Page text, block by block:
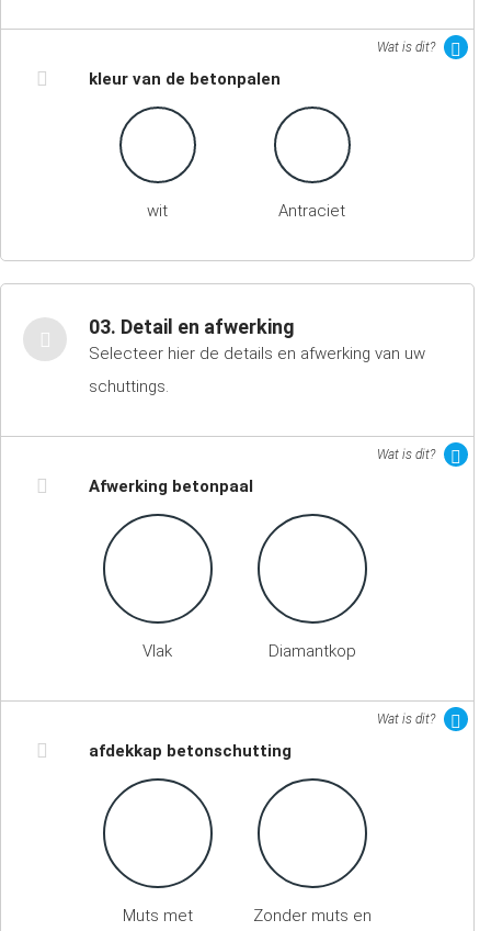
Wat is dit?
kleur van de betonpalen
wit Antraciet
03. Detail en afwerking
Selecteer hier de details en afwerking van uw
schuttings.
Wat is dit?
Afwerking betonpaal
Vlak Diamantkop
Wat is dit?
afdekkap betonschutting
Muts met
Zonder muts en